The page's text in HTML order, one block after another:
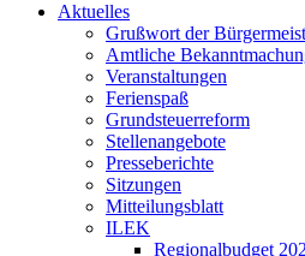
Aktuelles
Grußwort der
Amtliche
Veranstaltungen
Ferienspaß
Grundsteuerreform
Stellenangebote
Presseberichte
Sitzungen
Mitteilungsblatt
ILEK
Regionalbudget